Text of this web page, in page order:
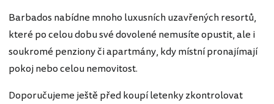
Barbados nabídne mnoho luxusních uzavřených resortů,
které po celou dobu své dovolené nemusíte opustit, ale i
soukromé penziony či apartmány, kdy místní pronajímají
pokoj nebo celou nemovitost.
Doporučujeme ještě před koupí letenky zkontrolovat